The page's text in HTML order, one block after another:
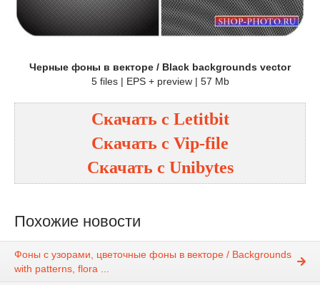
Черные фоны в векторе / Black backgrounds vector
5 files | EPS + preview | 57 Mb
Скачать с Letitbit
Скачать с Vip-file
Скачать с Unibytes
Похожие новости
Фоны с узорами, цветочные фоны в векторе / Backgrounds
with patterns, flora ...